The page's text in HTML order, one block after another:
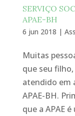
SERVIÇO
APAE-BH
6 jun 2018 |
Muitas
que seu
atendido em
APAE-BH.
que a APAE